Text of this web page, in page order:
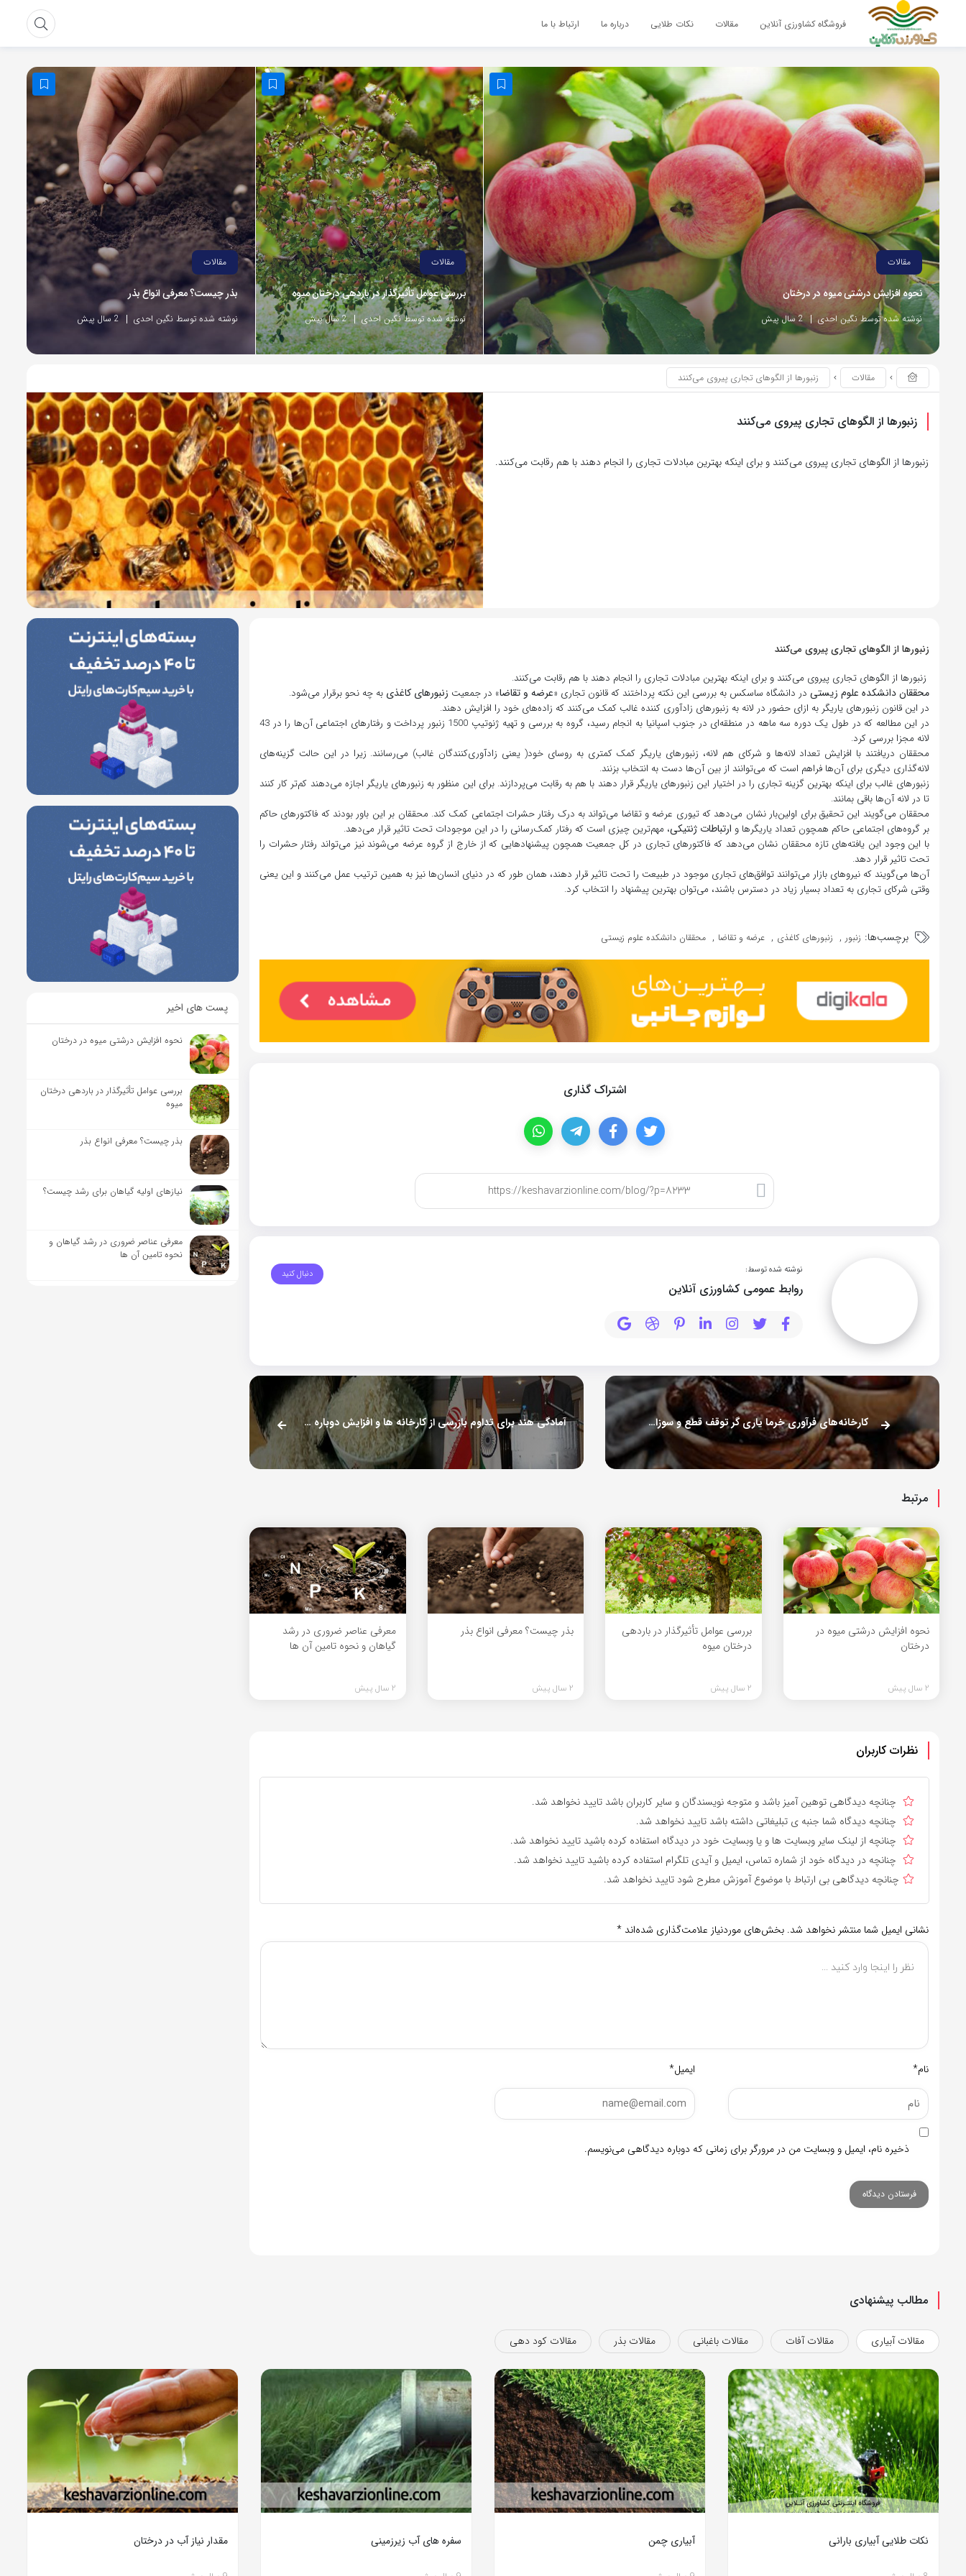
فروشگاه کشاورزی آنلاین مقالات نکات طلایی درباره ما ارتباط با ما
مقالات
نحوه افزایش درشتی میوه در درختان
نوشته شده توسط نگین احدی 2 سال پیش
مقالات
بررسی عوامل تأثیرگذار در باردهی درختان میوه
نوشته شده توسط نگین احدی 2 سال پیش
مقالات
بذر چیست؟ معرفی انواع بذر
نوشته شده توسط نگین احدی 2 سال پیش
مقالات زنبورها از الگوهای تجاری پیروی می‌کنند
زنبورها از الگوهای تجاری پیروی می‌کنند
زنبورها از الگوهای تجاری پیروی می‌کنند و برای اینکه بهترین مبادلات تجاری را انجام دهند با هم رقابت می‌کنند.
زنبورها از الگوهای تجاری پیروی می‌کنند
زنبورها از الگوهای تجاری پیروی می‌کنند و برای اینکه بهترین مبادلات تجاری را انجام دهند با هم رقابت می‌کنند.
محققان دانشکده علوم زیستی در دانشگاه ساسکس به بررسی این نکته پرداختند که قانون تجاری «عرضه و تقاضا» در جمعیت زنبورهای کاغذی به چه نحو برقرار می‌شود.
در این قانون زنبورهای یاریگر به ازای حضور در لانه به زنبورهای زادآوری کننده غالب کمک می‌کنند که زاده‌های خود را افزایش دهند.
در این مطالعه که در طول یک دوره سه ماهه در منطقه‌ای در جنوب اسپانیا به انجام رسید، گروه به بررسی و تهیه ژنوتیپ 1500 زنبور پرداخت و رفتارهای اجتماعی آن‌ها را در 43
لانه مجزا بررسی کرد.
محققان دریافتند با افزایش تعداد لانه‌ها و شرکای هم‌ لانه، زنبورهای یاریگر کمک کمتری به روسای خود( یعنی زادآوری‌کنندگان غالب) می‌رسانند. زیرا در این حالت گزینه‌های
لانه‌گذاری دیگری برای آن‌ها فراهم است که می‌توانند از بین آن‌ها دست به انتخاب بزنند.
زنبورهای غالب برای اینکه بهترین گزینه تجاری را در اختیار این زنبورهای یاریگر قرار دهند با هم به رقابت می‌پردازند. برای این منظور به زنبورهای یاریگر اجازه می‌دهند کم‌تر کار کنند
تا در لانه آن‌ها باقی بمانند.
محققان می‌گویند این تحقیق برای اولین‌بار نشان می‌دهد که تیوری عرضه و تقاضا می‌تواند به درک رفتار حشرات اجتماعی کمک کند. محققان بر این باور بودند که فاکتورهای حاکم
بر گروه‌های اجتماعی حاکم همچون تعداد یاریگرها و ارتباطات ژنتیکی، مهم‌ترین چیزی است که رفتار کمک‌رسانی را در این موجودات تحت تاثیر قرار می‌دهد.
با این وجود این یافته‌های تازه محققان نشان می‌دهد که فاکتورهای تجاری در کل جمعیت همچون پیشنهادهایی که از خارج از گروه عرضه می‌شوند نیز می‌تواند رفتار حشرات را
تحت تاثیر قرار دهد.
آن‌ها می‌گویند که نیروهای بازار می‌توانند توافق‌های تجاری موجود در طبیعت را تحت تاثیر قرار دهند، همان طور که در دنیای انسان‌ها نیز به همین ترتیب عمل می‌کنند و این یعنی
وقتی شرکای تجاری به تعداد بسیار زیاد در دسترس باشند، می‌توان بهترین پیشنهاد را انتخاب کرد.
برچسب‌ها: زنبور , زنبورهای کاغذی , عرضه و تقاضا , محققان دانشکده علوم زیستی
اشتراک گذاری
دنبال کنید نوشته شده توسط:
روابط عمومی کشاورزی آنلاین
کارخانه‌های فرآوری خرما یاری گر توقف قطع و سوزاندن نخلستان‌ها آمادگی هند برای تداوم بازرسی از کارخانه ها و افزایش دوباره صادرات برنج باسماتی به ایران
مرتبط
نحوه افزایش درشتی میوه در
درختان
2 سال پیش
بررسی عوامل تأثیرگذار در باردهی
درختان میوه
2 سال پیش
بذر چیست؟ معرفی انواع بذر
2 سال پیش
معرفی عناصر ضروری در رشد
گیاهان و نحوه تامین آن ها
2 سال پیش
نظرات کاربران
چنانچه دیدگاهی توهین آمیز باشد و متوجه نویسندگان و سایر کاربران باشد تایید نخواهد شد.
چنانچه دیدگاه شما جنبه ی تبلیغاتی داشته باشد تایید نخواهد شد.
چنانچه از لینک سایر وبسایت ها و یا وبسایت خود در دیدگاه استفاده کرده باشید تایید نخواهد شد.
چنانچه در دیدگاه خود از شماره تماس، ایمیل و آیدی تلگرام استفاده کرده باشید تایید نخواهد شد.
چنانچه دیدگاهی بی ارتباط با موضوع آموزش مطرح شود تایید نخواهد شد.
نشانی ایمیل شما منتشر نخواهد شد. بخش‌های موردنیاز علامت‌گذاری شده‌اند *
نام* ایمیل*
ذخیره نام، ایمیل و وبسایت من در مرورگر برای زمانی که دوباره دیدگاهی می‌نویسم.
پست های اخیر
نحوه افزایش درشتی میوه در درختان
بررسی عوامل تأثیرگذار در باردهی درختان
میوه
بذر چیست؟ معرفی انواع بذر
نیاز‌های اولیه گیاهان برای رشد چیست؟
معرفی عناصر ضروری در رشد گیاهان و
نحوه تامین آن ها
مطالب پیشنهادی
مقالات آبیاری مقالات آفات مقالات باغبانی مقالات بذر مقالات کود دهی
نکات طلایی آبیاری بارانی آبیاری چمن سفره های آب زیرزمینی مقدار نیاز آب در درختان